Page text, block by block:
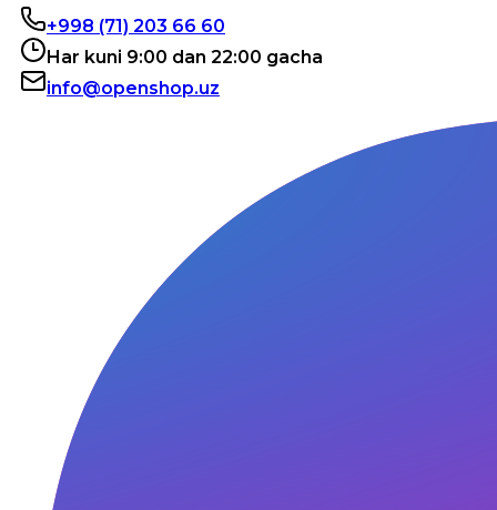
+998 (71) 203 66 60
Har kuni 9:00 dan 22:00 gacha
info@openshop.uz